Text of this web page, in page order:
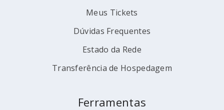
Meus Tickets
Dúvidas Frequentes
Estado da Rede
Transferência de Hospedagem
Ferramentas